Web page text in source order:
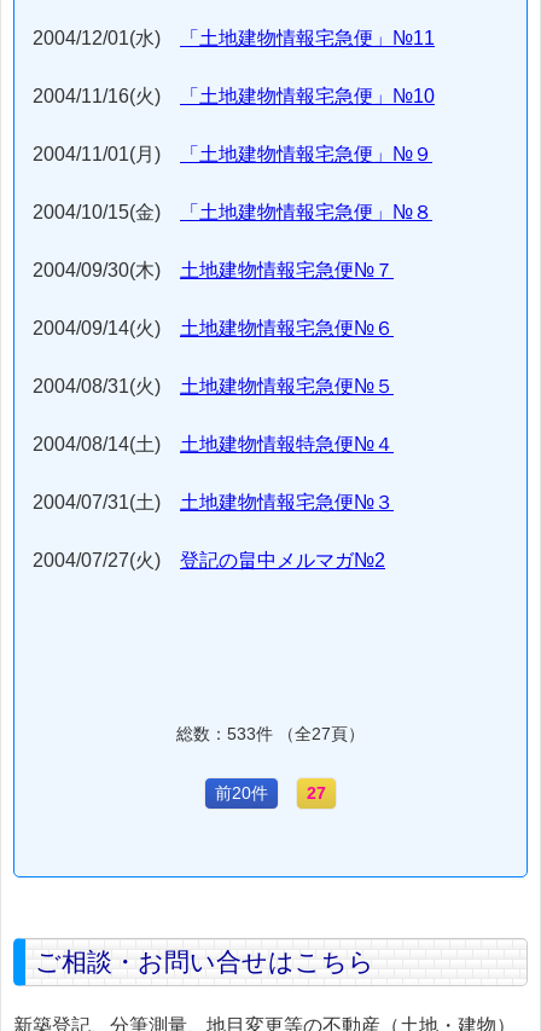
2004/12/01(水) 「土地建物情報宅急便」№11
2004/11/16(火) 「土地建物情報宅急便」№10
2004/11/01(月) 「土地建物情報宅急便」№９
2004/10/15(金) 「土地建物情報宅急便」№８
2004/09/30(木) 土地建物情報宅急便№７
2004/09/14(火) 土地建物情報宅急便№６
2004/08/31(火) 土地建物情報宅急便№５
2004/08/14(土) 土地建物情報特急便№４
2004/07/31(土) 土地建物情報宅急便№３
2004/07/27(火) 登記の畠中メルマガ№2
総数：533件 （全27頁）
前20件 27
ご相談・お問い合せはこちら
新築登記、分筆測量、地目変更等の不動産（土地・建物）